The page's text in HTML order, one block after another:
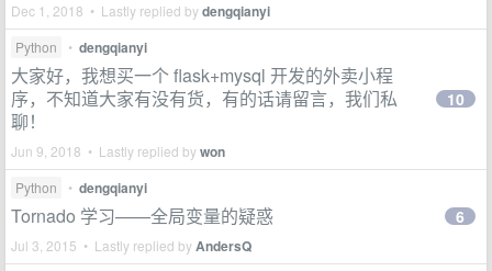
Dec 1, 2018 • Lastly replied bydengqianyi
Python • dengqianyi
大家好，我想买一个 flask+mysql 开发的外卖小程
序，不知道大家有没有货，有的话请留言，我们私
聊！
Jun 9, 2018 • Lastly replied bywon
10
Python • dengqianyi
Tornado 学习——全局变量的疑惑
Jul 3, 2015 • Lastly replied byAndersQ
6